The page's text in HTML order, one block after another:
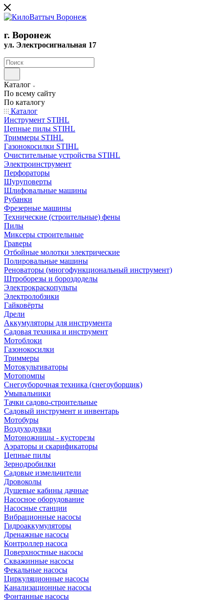
г. Воронеж
ул. Электросигнальная 17
Каталог
По всему сайту
По каталогу
Каталог
Инструмент STIHL
Цепные пилы STIHL
Триммеры STIHL
Газонокосилки STIHL
Очистительные устройства STIHL
Электроинструмент
Перфораторы
Шуруповерты
Шлифовальные машины
Рубанки
Фрезерные машины
Технические (строительные) фены
Пилы
Миксеры строительные
Граверы
Отбойные молотки электрические
Полировальные машины
Реноваторы (многофункциональный инструмент)
Штроборезы и бороздоделы
Электрокраскопульты
Электролобзики
Гайковёрты
Дрели
Аккумуляторы для инструмента
Садовая техника и инструмент
Мотоблоки
Газонокосилки
Триммеры
Мотокультиваторы
Мотопомпы
Снегоуборочная техника (снегоуборщик)
Умывальники
Тачки садово-строительные
Садовый инструмент и инвентарь
Мотобуры
Воздуходувки
Мотоножницы - кусторезы
Аэраторы и скарификаторы
Цепные пилы
Зернодробилки
Садовые измельчители
Дровоколы
Душевые кабины дачные
Насосное оборудование
Насосные станции
Вибрационные насосы
Гидроаккумуляторы
Дренажные насосы
Контроллер насоса
Поверхностные насосы
Скважинные насосы
Фекальные насосы
Циркуляционные насосы
Канализационные насосы
Фонтанные насосы